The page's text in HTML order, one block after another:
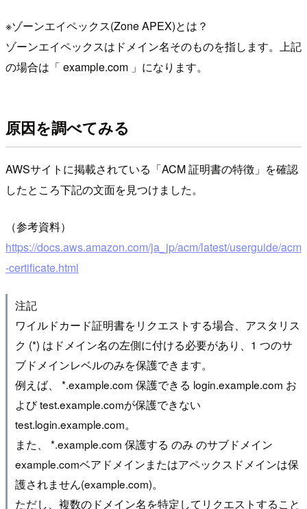
※ゾーンエイペックス(Zone APEX)とは？
ゾーンエイペックスはドメイン名そのものを指します。上記
の場合は「 example.com 」になります。
原因を調べてみる
AWSサイトに掲載されている「ACM 証明書の特徴」を確認
したところ下記の文面を見つけました。
（参考資料）
https://docs.aws.amazon.com/ja_jp/acm/latest/userguide/acm
-certificate.html
注記
ワイルドカード証明書をリクエストする場合、アスタリス
ク (*) はドメイン名の左側に付ける必要があり、1 つのサ
ブドメインレベルのみを保護できます。
例えば、 *.example.com 保護できる login.example.com お
よび test.example.comが保護できない
test.login.example.com。
また、 *.example.com 保護する のみ のサブドメイン
example.comベアドメインまたはアペックスドメインは保
護されません(example.com)。
ただし、複数のドメイン名を特定してリクエストすること